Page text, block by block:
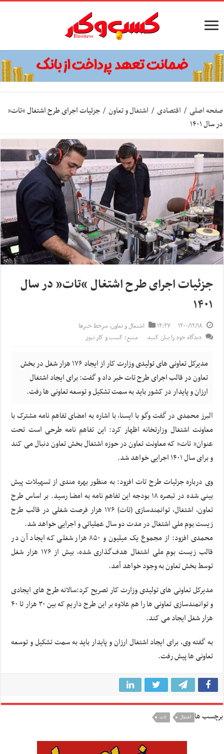
صفحه اصلی / اقتصادی / اشتغال و تعاون / جزئیات اجرای طرح اشتغال “تات”
در سال ۱۴۰۱
جزئیات اجرای طرح اشتغال “تات” در سال
۱۴۰۱
۱۴۰۰/۱۲/۱۸ ۱۴:۲۷ اشتغال و تعاون,سرخط خبرها
دیدگاه خود را بیان کنید
منبع: کسب و کار نیوز
مدیرکل تعاونی های تولیدی وزارت کار از ایجاد ۱۷۶ هزار شغل در بخش
تعاون در قالب اجرای طرح تات خبر داد و گفت: برای ایجاد اشتغال
ارزان و پایدار در کشور باید به سمت تشکیل و توسعه تعاونی ها رفت.
البرز محمدی در گفت وگو با ایسنا، با اشاره به امضای تفاهم نامه مشترک با
معاونت اشتغال وزارتخانه اظهار کرد: این تفاهم نامه طرحی است تحت
عنوان” تات” که معاونت تعاون در حوزه اشتغال بخش تعاون دنبال می کند
و برای سال ۱۴۰۱ اجرایی خواهد شد.
وی درباره جزئیات طرح تات افزود: به منظور بهره مندی از تسهیلات پیش
بینی شده در تبصره ۱۸ بودجه این تفاهم نامه به امضا رسید. بر اساس طرح
تعاون، اشتغال، توانمندسازی (تات) ۱۷۶ هزار فرصت شغلی در قالب طرح
زیست بوم ملی اشتغال در مدت دو سال عملیاتی و اجرایی خواهد شد.
محمدی افزود: از مجموع یک میلیون و ۸۵۰ هزار شغلی که ایجاد آن در
قالب زیست بوم ملی اشتغال هدف‌گذاری شده، بیش از ۱۷۶ هزار شغل
توسط بخش تعاون به وجود خواهد آمد.
مدیرکل تعاونی های تولیدی وزارت کار تصریح کرد:سالانه طرح های ایجادی
و توانمندسازی تعاونی ها را هم علاوه بر این طرح داریم که بین ۳۰ هزار تا ۴۰
هزار شغل ایجاد می کند.
به گفته وی، برای ایجاد اشتغال ارزان و پایدار باید به سمت تشکیل و توسعه
تعاونی ها پیش رفت.
برچسب ها اشتغال تات